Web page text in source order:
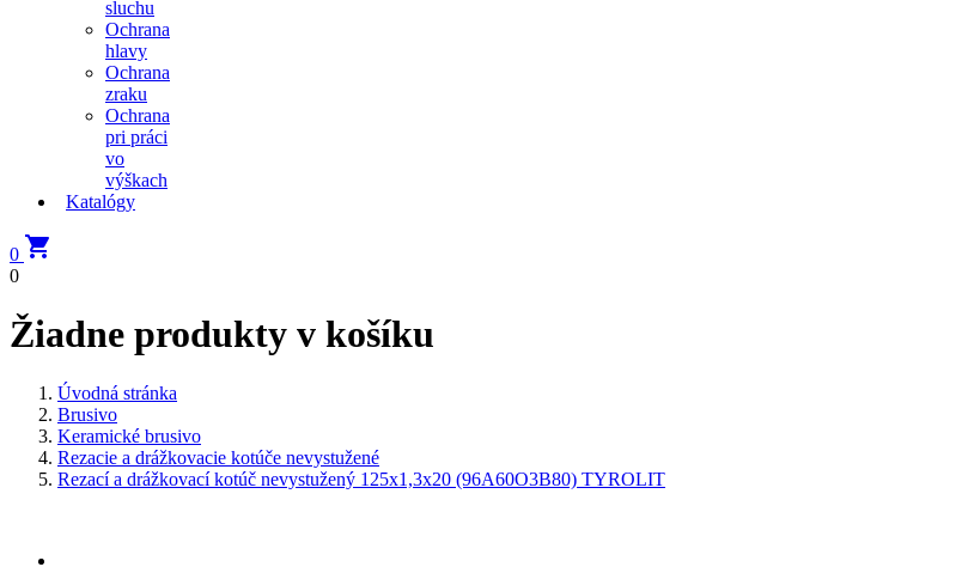
sluchu
Ochrana
hlavy
Ochrana
zraku
Ochrana
pri práci
vo
výškach
Katalógy
0 
0
Žiadne produkty v košíku
Úvodná stránka
Brusivo
Keramické brusivo
Rezacie a drážkovacie kotúče nevystužené
Rezací a drážkovací kotúč nevystužený 125x1,3x20 (96A60O3B80) TYROLIT